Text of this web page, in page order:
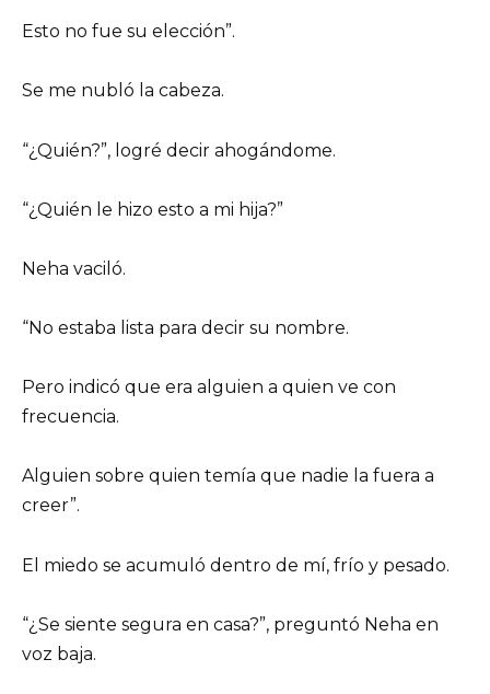
Esto no fue su elección”.
Se me nubló la cabeza.
“¿Quién?”, logré decir ahogándome.
“¿Quién le hizo esto a mi hija?”
Neha vaciló.
“No estaba lista para decir su nombre.
Pero indicó que era alguien a quien ve con
frecuencia.
Alguien sobre quien temía que nadie la fuera a
creer”.
El miedo se acumuló dentro de mí, frío y pesado.
“¿Se siente segura en casa?”, preguntó Neha en
voz baja.